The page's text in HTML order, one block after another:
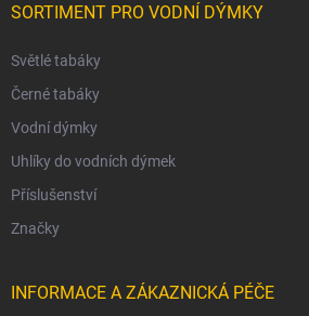
SORTIMENT PRO VODNÍ DÝMKY
Světlé tabáky
Černé tabáky
Vodní dýmky
Uhlíky do vodních dýmek
Příslušenství
Značky
INFORMACE A ZÁKAZNICKÁ PÉČE